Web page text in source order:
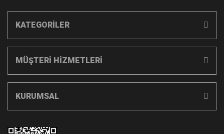
KATEGORİLER
MÜŞTERİ HİZMETLERİ
KURUMSAL